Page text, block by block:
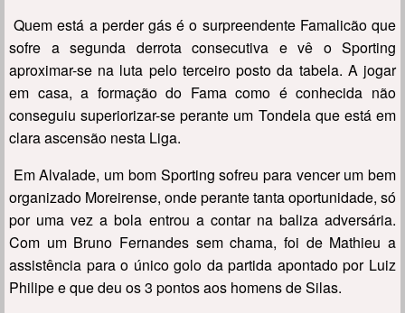
Quem está a perder gás é o surpreendente Famalicão que
sofre a segunda derrota consecutiva e vê o Sporting
aproximar-se na luta pelo terceiro posto da tabela. A jogar
em casa, a formação do Fama como é conhecida não
conseguiu superiorizar-se perante um Tondela que está em
clara ascensão nesta Liga.
Em Alvalade, um bom Sporting sofreu para vencer um bem
organizado Moreirense, onde perante tanta oportunidade, só
por uma vez a bola entrou a contar na baliza adversária.
Com um Bruno Fernandes sem chama, foi de Mathieu a
assistência para o único golo da partida apontado por Luiz
Philipe e que deu os 3 pontos aos homens de Silas.